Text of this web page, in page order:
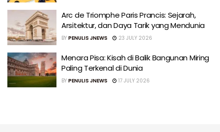
Arc de Triomphe Paris Prancis: Sejarah,
Arsitektur, dan Daya Tarik yang Mendunia
BY PENULIS JNEWS 23 JULY 2026
Menara Pisa: Kisah di Balik Bangunan Miring
Paling Terkenal di Dunia
BY PENULIS JNEWS 17 JULY 2026